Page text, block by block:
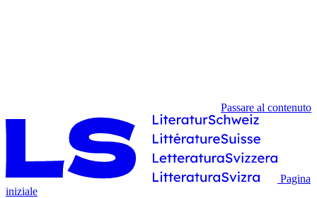
Passare al contenuto
Pagina
iniziale